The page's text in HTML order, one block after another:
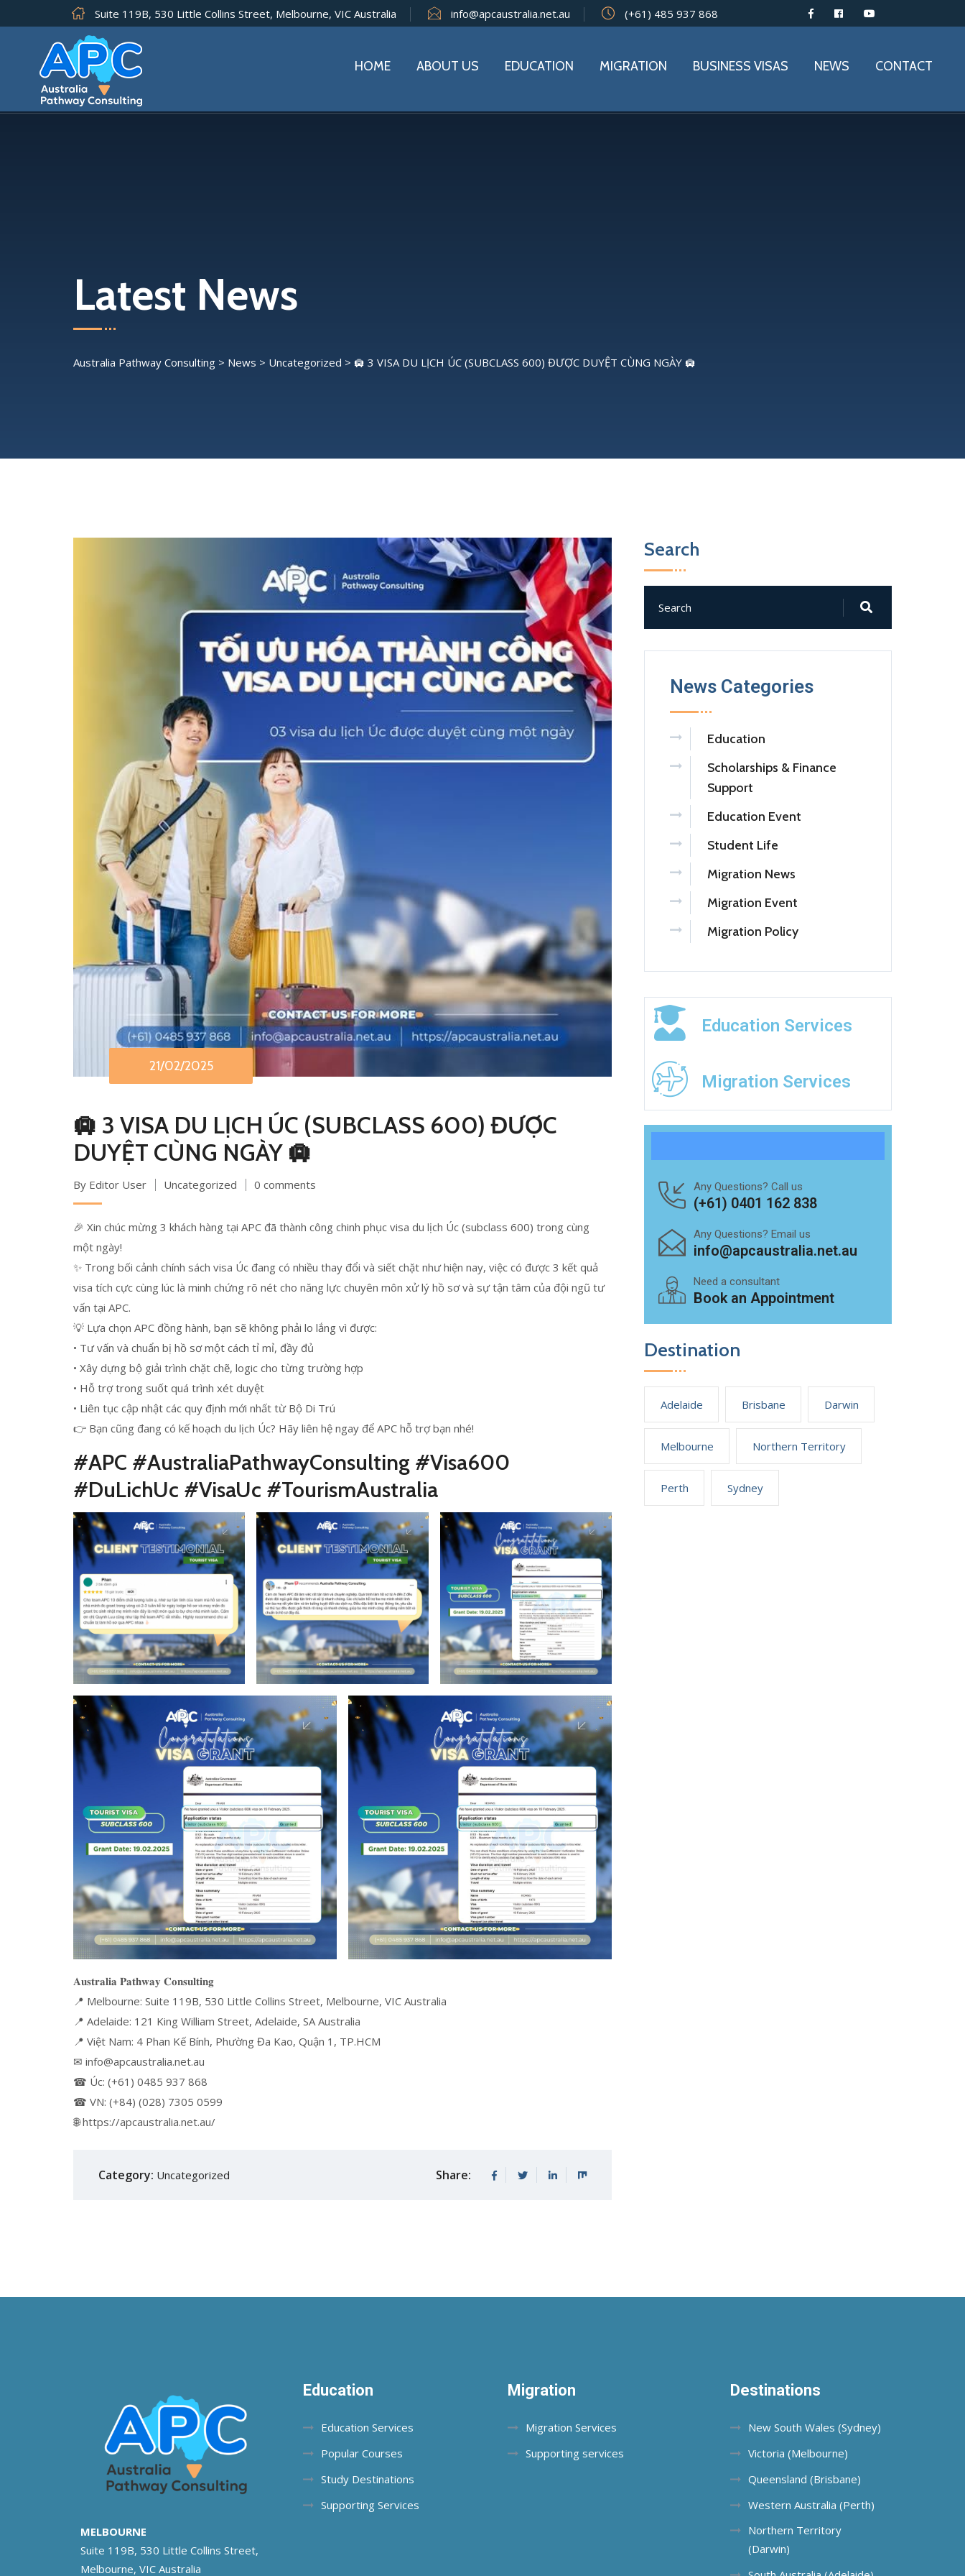
Suite 119B, 530 Little Collins Street, Melbourne, VIC Australia info@apcaustralia.net.au (+61) 485 937 868
HOME ABOUT US EDUCATION MIGRATION BUSINESS VISAS NEWS CONTACT
Latest News
Australia Pathway Consulting > News > Uncategorized > 🛄 3 VISA DU LỊCH ÚC (SUBCLASS 600) ĐƯỢC DUYỆT CÙNG NGÀY 🛄
21/02/2025
🛄 3 VISA DU LỊCH ÚC (SUBCLASS 600) ĐƯỢC
DUYỆT CÙNG NGÀY 🛄
By Editor User Uncategorized 0 comments
🎉 Xin chúc mừng 3 khách hàng tại APC đã thành công chinh phục visa du lịch Úc (subclass 600) trong cùng
một ngày!
✨ Trong bối cảnh chính sách visa Úc đang có nhiều thay đổi và siết chặt như hiện nay, việc có được 3 kết quả
visa tích cực cùng lúc là minh chứng rõ nét cho năng lực chuyên môn xử lý hồ sơ và sự tận tâm của đội ngũ tư
vấn tại APC.
💡 Lựa chọn APC đồng hành, bạn sẽ không phải lo lắng vì được:
• Tư vấn và chuẩn bị hồ sơ một cách tỉ mỉ, đầy đủ
• Xây dựng bộ giải trình chặt chẽ, logic cho từng trường hợp
• Hỗ trợ trong suốt quá trình xét duyệt
• Liên tục cập nhật các quy định mới nhất từ Bộ Di Trú
👉 Bạn cũng đang có kế hoạch du lịch Úc? Hãy liên hệ ngay để APC hỗ trợ bạn nhé!
#APC #AustraliaPathwayConsulting #Visa600
#DuLichUc #VisaUc #TourismAustralia
𝐀𝐮𝐬𝐭𝐫𝐚𝐥𝐢𝐚 𝐏𝐚𝐭𝐡𝐰𝐚𝐲 𝐂𝐨𝐧𝐬𝐮𝐥𝐭𝐢𝐧𝐠
📍 Melbourne: Suite 119B, 530 Little Collins Street, Melbourne, VIC Australia
📍 Adelaide: 121 King William Street, Adelaide, SA Australia
📍 Việt Nam: 4 Phan Kế Bính, Phường Đa Kao, Quận 1, TP.HCM
✉ info@apcaustralia.net.au
☎ Úc: (+61) 0485 937 868
☎ VN: (+84) (028) 7305 0599
🌐 https://apcaustralia.net.au/
Category: Uncategorized Share:
Search
News Categories
Education
Scholarships & Finance
Support
Education Event
Student Life
Migration News
Migration Event
Migration Policy
Education Services
Migration Services
Any Questions? Call us
(+61) 0401 162 838
Any Questions? Email us
info@apcaustralia.net.au
Need a consultant
Book an Appointment
Destination
Adelaide Brisbane Darwin
Melbourne Northern Territory
Perth Sydney
MELBOURNE
Suite 119B, 530 Little Collins Street,
Melbourne, VIC Australia
Education
Education Services
Popular Courses
Study Destinations
Supporting Services
Migration
Migration Services
Supporting services
Destinations
New South Wales (Sydney)
Victoria (Melbourne)
Queensland (Brisbane)
Western Australia (Perth)
Northern Territory
(Darwin)